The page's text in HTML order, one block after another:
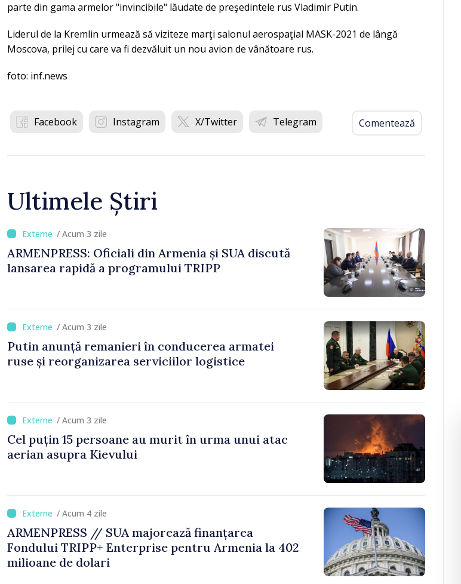
parte din gama armelor "invincibile" lăudate de preşedintele rus Vladimir Putin.
Liderul de la Kremlin urmează să viziteze marţi salonul aerospaţial MASK-2021 de lângă
Moscova, prilej cu care va fi dezvăluit un nou avion de vânătoare rus.
foto: inf.news
Facebook Instagram X/Twitter Telegram Comentează
Ultimele Știri
/ Acum 3 zile
ARMENPRESS: Oficiali din Armenia și SUA discută
lansarea rapidă a programului TRIPP
/ Acum 3 zile
Putin anunță remanieri în conducerea armatei
ruse și reorganizarea serviciilor logistice
/ Acum 3 zile
Cel puțin 15 persoane au murit în urma unui atac
aerian asupra Kievului
/ Acum 4 zile
ARMENPRESS // SUA majorează finanțarea
Fondului TRIPP+ Enterprise pentru Armenia la 402
milioane de dolari